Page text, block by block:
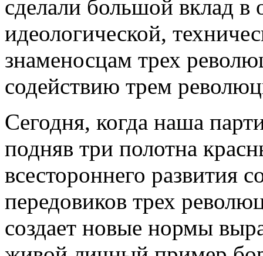
сделали большой вклад в
идеологической,
знаменосцам трех
содействию трем
Сегодня, когда наша
подняв три полотна
всестороннего развития
передовиков трех
создает новые нормы